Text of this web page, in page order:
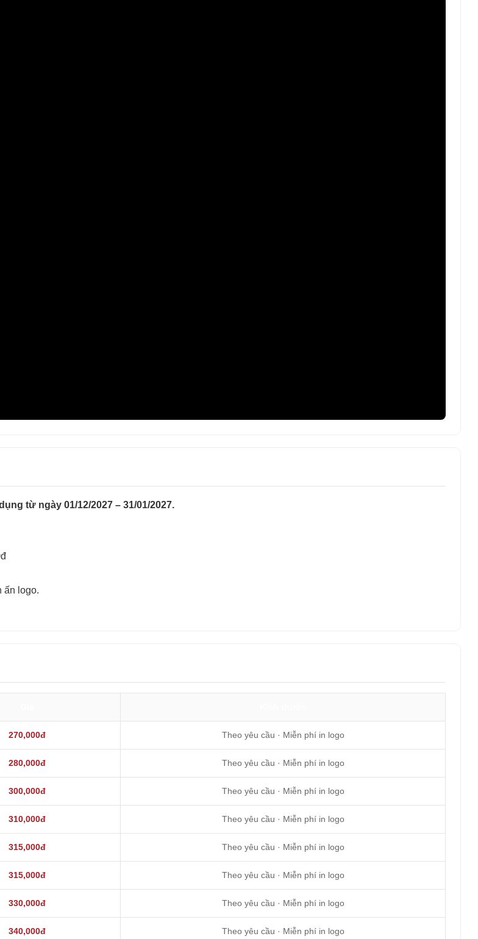
từ ngày 01/12/2027 – 31/01/2027.
ấn logo.
270,000đ Theo yêu cầu · Miễn phí in logo
280,000đ Theo yêu cầu · Miễn phí in logo
300,000đ Theo yêu cầu · Miễn phí in logo
310,000đ Theo yêu cầu · Miễn phí in logo
315,000đ Theo yêu cầu · Miễn phí in logo
315,000đ Theo yêu cầu · Miễn phí in logo
330,000đ Theo yêu cầu · Miễn phí in logo
340,000đ Theo yêu cầu · Miễn phí in logo